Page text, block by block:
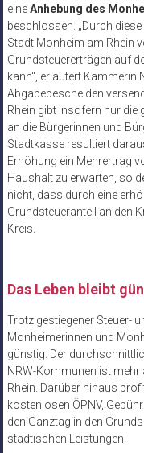
eineAnhebung des
beschlossen. „Durch
Stadt Monheim am Rhein
Grundsteuererträgen auf
kann“, erläutert Kämmerin
Abgabebescheiden
Rhein gibt insofern nur die
an die Bürgerinnen und
Stadtkasse resultiert
Erhöhung ein Mehrertrag
Haushalt zu erwarten, so
nicht, dass durch eine
Grundsteueranteil an den
Kreis.
Das Leben bleibt
Trotz gestiegener Steuer-
Monheimerinnen und
günstig. Der
NRW-Kommunen ist
Rhein. Darüber hinaus
kostenlosen ÖPNV,
den Ganztag in den
städtischen Leistungen.